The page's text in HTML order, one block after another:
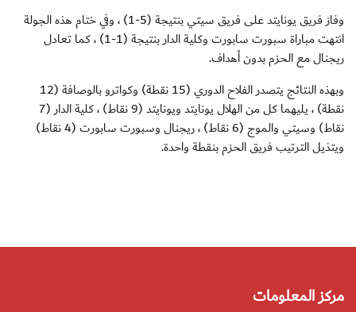
وفاز فريق يونايتد على فريق سيتي بنتيجة (5-1) ، وفي ختام هذه الجولة
انتهت مباراة سبورت سابورت وكلية الدار بنتيجة (1-1) ، كما تعادل
ريجنال مع الحزم بدون أهداف.
وبهذه النتائج يتصدر الفلاح الدوري (15 نقطة) وكواترو بالوصافة (12
نقطة) ، يليهما كل من الهلال يونايتد ويونايتد (9 نقاط) ، كلية الدار (7
نقاط) وسيتي والموج (6 نقاط) ، ريجنال وسبورت سابورت (4 نقاط)
ويتذيل الترتيب فريق الحزم بنقطة واحدة.
مركز المعلومات